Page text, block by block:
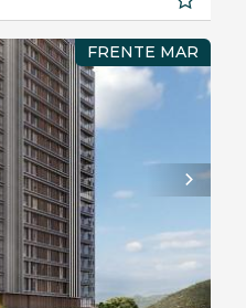
FRENTE MAR